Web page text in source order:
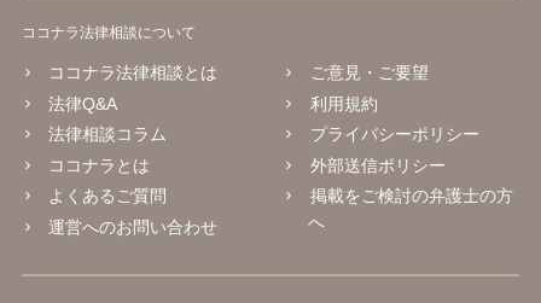
ココナラ法律相談について
ココナラ法律相談とは
法律Q&A
法律相談コラム
ココナラとは
よくあるご質問
運営へのお問い合わせ
ご意見・ご要望
利用規約
プライバシーポリシー
外部送信ポリシー
掲載をご検討の弁護士の方
へ